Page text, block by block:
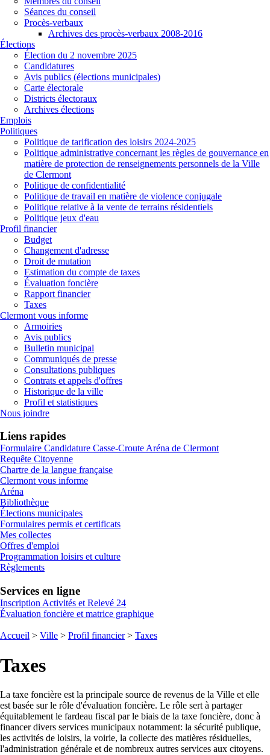
Séances du conseil
Procès-verbaux
Archives des procès-verbaux 2008-2016
Élections
Élection du 2 novembre 2025
Candidatures
Avis publics (élections municipales)
Carte électorale
Districts électoraux
Archives élections
Emplois
Politiques
Politique de tarification des loisirs 2024-2025
Politique administrative concernant les règles de gouvernance en
matière de protection de renseignements personnels de la Ville
de Clermont
Politique de confidentialité
Politique de travail en matière de violence conjugale
Politique relative à la vente de terrains résidentiels
Politique jeux d'eau
Profil financier
Budget
Changement d'adresse
Droit de mutation
Estimation du compte de taxes
Évaluation foncière
Rapport financier
Taxes
Clermont vous informe
Armoiries
Avis publics
Bulletin municipal
Communiqués de presse
Consultations publiques
Contrats et appels d'offres
Historique de la ville
Profil et statistiques
Nous joindre
Liens rapides
Formulaire Candidature Casse-Croute Aréna de Clermont
Requête Citoyenne
Chartre de la langue française
Clermont vous informe
Aréna
Bibliothèque
Élections municipales
Formulaires permis et certificats
Mes collectes
Offres d'emploi
Programmation loisirs et culture
Règlements
Services en ligne
Inscription Activités et Relevé 24
Évaluation foncière et matrice graphique
Accueil > Ville > Profil financier> Taxes
Taxes
La taxe foncière est la principale source de revenus de la Ville et elle
est basée sur le rôle d'évaluation foncière. Le rôle sert à partager
équitablement le fardeau fiscal par le biais de la taxe foncière, donc à
financer divers services municipaux notamment: la sécurité publique,
les activités de loisirs, la voirie, la collecte des matières résiduelles,
l'administration générale et de nombreux autres services aux citoyens.